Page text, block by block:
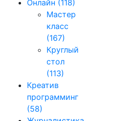
Онлайн (118)
Мастер
класс
(167)
Круглый
стол
(113)
Креатив
программинг
(58)